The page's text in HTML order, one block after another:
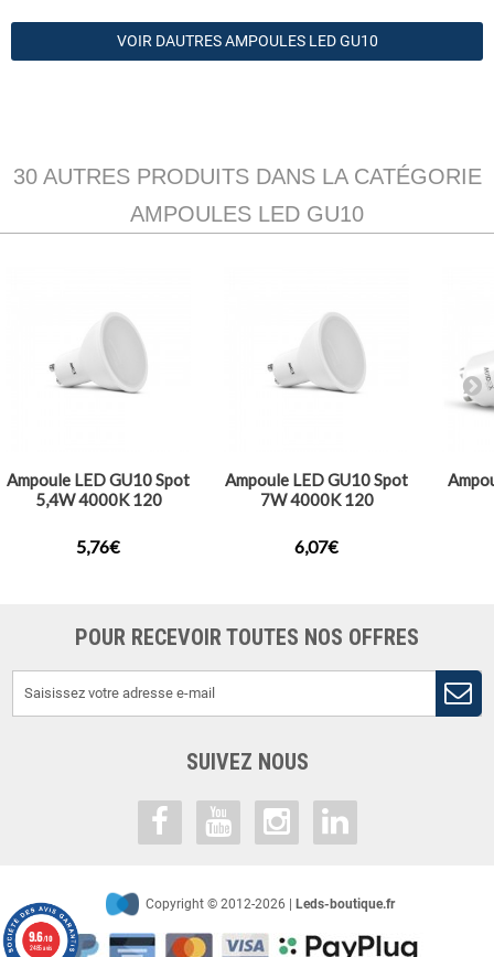
VOIR DAUTRES AMPOULES LED GU10
30 AUTRES PRODUITS DANS LA CATÉGORIE
AMPOULES LED GU10
Ampoule LED GU10 Spot
5,4W 4000K 120
5,76€
Ampoule LED GU10 Spot
7W 4000K 120
6,07€
POUR RECEVOIR TOUTES NOS OFFRES
SUIVEZ NOUS
Copyright © 2012-2026 | Leds-boutique.fr
9.6/10
2485 avis